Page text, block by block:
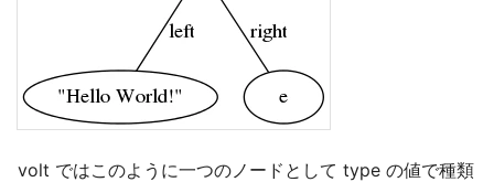
volt ではこのように一つのノードとして type の値で種類